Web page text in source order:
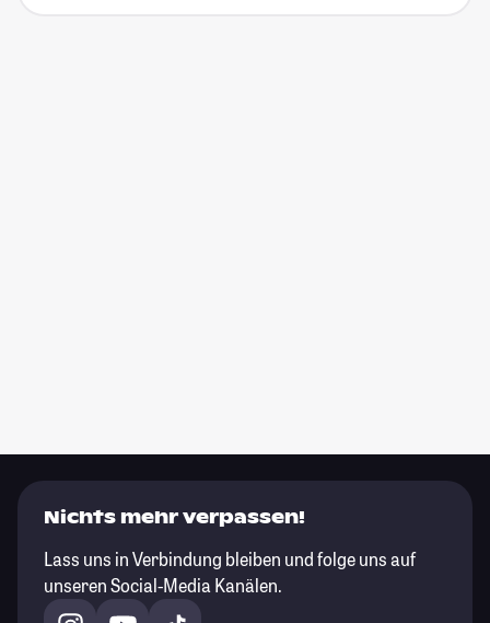
Nichts mehr verpassen!
Lass uns in Verbindung bleiben und folge uns auf
unseren Social-Media Kanälen.